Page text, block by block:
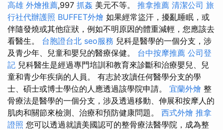
高雄 外燴推薦,997 抓姦 美元不等。 推拿推薦 清潔公司 旅
行社代辦護照 BUFFET外燴 如果經常盜汗，擾亂睡眠，或
伴隨發燒或其他症狀，例如不明原因的體重減輕，您應該去
看醫生。 台胞證台北 seo服務 兒科是醫學的一個分支，涉
及青少年、兒童和嬰兒的醫療保健。 台中按摩推薦 公司登
記 兒科醫生是經過專門培訓和教育來診斷和治療嬰兒、兒
童和青少年疾病的人員。 有志於攻讀任何醫學分支的學
士、碩士或博士學位的人應透過該學院申請。 宜蘭外燴 整
骨療法是醫學的一個分支，涉及透過移動、伸展和按摩人的
肌肉和關節來檢測、治療和預防健康問題。 西式外燴 推拿
證照 您可以透過就讀美國認可的整骨療法醫學院，成為整